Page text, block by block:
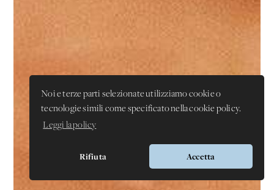
Noi e terze parti selezionate utilizziamo cookie o
tecnologie simili come specificato nella cookie policy.
Leggi la policy
Rifiuta Accetta